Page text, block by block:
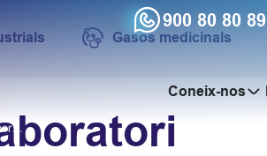
900 80 80 89
Coneix-nos
Gasos de calibració i laboratori
Gasos medicinals